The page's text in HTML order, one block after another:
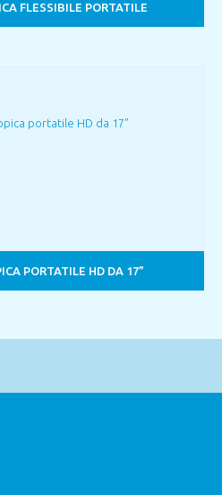
FLESSIBILE PORTATILE
PORTATILE HD DA 17”